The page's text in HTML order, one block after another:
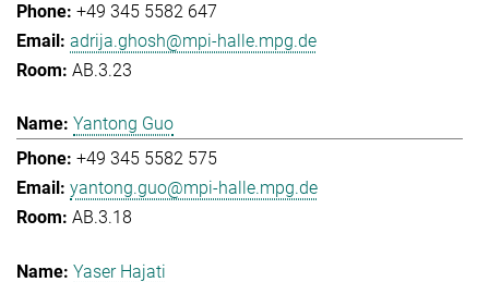
+49 345 5582 647
adrija.ghosh@mpi-halle.mpg.de
AB.3.23
Yantong Guo
+49 345 5582 575
yantong.guo@mpi-halle.mpg.de
AB.3.18
Yaser Hajati